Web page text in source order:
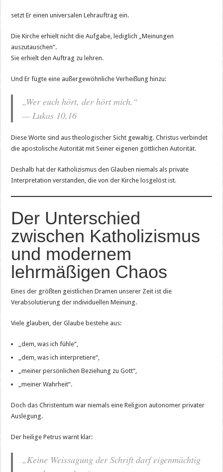
setzt Er einen universalen Lehrauftrag ein.
Die Kirche erhielt nicht die Aufgabe, lediglich „Meinungen
auszutauschen“.
Sie erhielt den Auftrag zu lehren.
Und Er fügte eine außergewöhnliche Verheißung hinzu:
„Wer euch hört, der hört mich.“
— Lukas 10,16
Diese Worte sind aus theologischer Sicht gewaltig. Christus verbindet
die apostolische Autorität mit Seiner eigenen göttlichen Autorität.
Deshalb hat der Katholizismus den Glauben niemals als private
Interpretation verstanden, die von der Kirche losgelöst ist.
Der Unterschied
zwischen Katholizismus
und modernem
lehrmäßigen Chaos
Eines der größten geistlichen Dramen unserer Zeit ist die
Verabsolutierung der individuellen Meinung.
Viele glauben, der Glaube bestehe aus:
„dem, was ich fühle“,
„dem, was ich interpretiere“,
„meiner persönlichen Beziehung zu Gott“,
„meiner Wahrheit“.
Doch das Christentum war niemals eine Religion autonomer privater
Auslegung.
Der heilige Petrus warnt klar:
„Keine Weissagung der Schrift darf eigenmächtig